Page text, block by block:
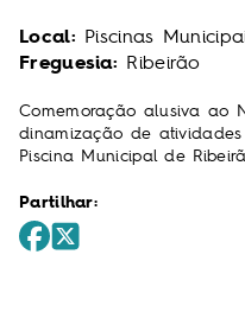
Local: Piscinas
Freguesia: Ribeirão
Comemoração alusiva
dinamização de
Piscina Municipal de
Partilhar: